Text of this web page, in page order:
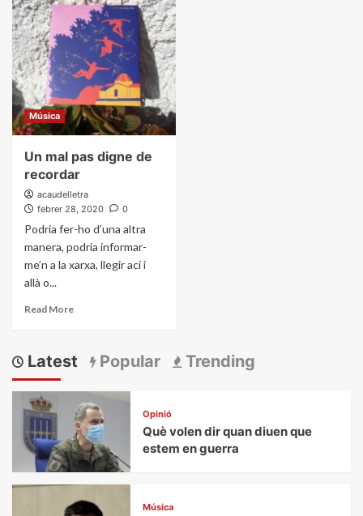
Música
Un mal pas digne de
recordar
acaudelletra
febrer 28, 2020
0
Podria fer-ho d’una altra
manera, podria informar-
me’n a la xarxa, llegir ací i
allà o...
Read More
Latest Popular Trending
Opinió
Què volen dir quan diuen que
estem en guerra
Música